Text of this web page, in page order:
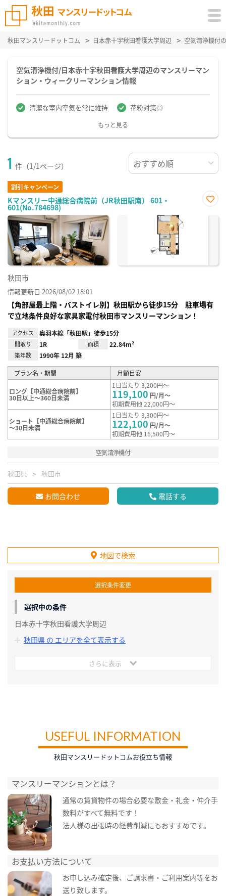
秋田マンスリードットコム 日本赤十字秋田看護大学周辺 空気清浄機付
空気清浄機付/日本赤十字秋田看護大学周辺のマンスリーマン
ション・ウィークリーマンション情報
清潔な室内空気を常に維持 花粉対策◎
もっと見る
1 件（1/1ページ）
割引キャンペーン
Kマンスリー中通総合病院前（JR秋田駅南） 601・
601(No.784698)
に入
秋田市
情報更新日 2026/08/02 18:01
【角部屋最上階・バストイレ別】秋田駅から徒歩15分 駐車場有
で立地条件良好な家具家電付秋田市マンスリーマンション！
アクセス 奥羽本線「秋田駅」徒歩15分
間取り 1R 面積 22.84m²
築年数 1990年 12月 築
プラン名・期間 月額目安
ロング【中通総合病院前】
30日以上～360日未満
1日当たり 3,200円～
119,100 円/月～
初期費用他 22,000円～
ショート【中通総合病院前】
～30日未満
1日当たり 3,300円～
122,100 円/月～
初期費用他 16,500円～
空気清浄機付
秋田県 秋田市
お問合わせ 電話する
地図で検索
選択条件変更
選択中の条件
日本赤十字秋田看護大学周辺
秋田県 の エリアを全て表示する
さらに表示
USEFUL INFORMATION
秋田マンスリードットコムお役立ち情報
マンスリーマンションとは？
通常の賃貸物件の場合必要な敷金・礼金・仲介手
数料がすべて無料です！
法人様の出張時の経費削減にもおすすめです。
お支払い方法について
お申し込み確定後、ご請求書・ご利用案内等をお
送り致します。